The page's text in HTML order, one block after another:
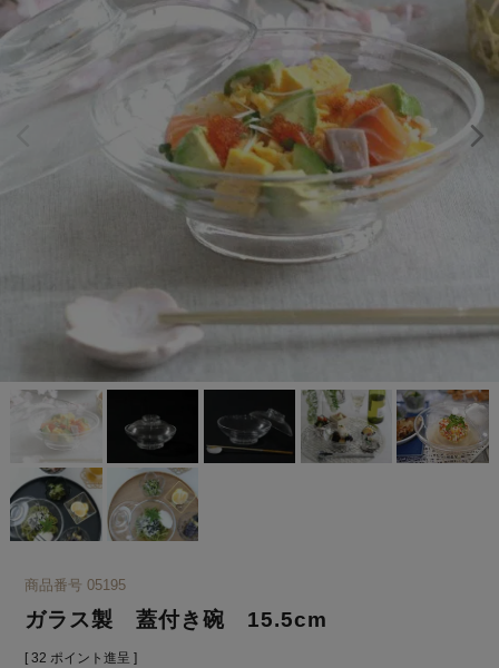
商品番号 05195
ガラス製 蓋付き碗 15.5cm
[ 32 ポイント進呈 ]